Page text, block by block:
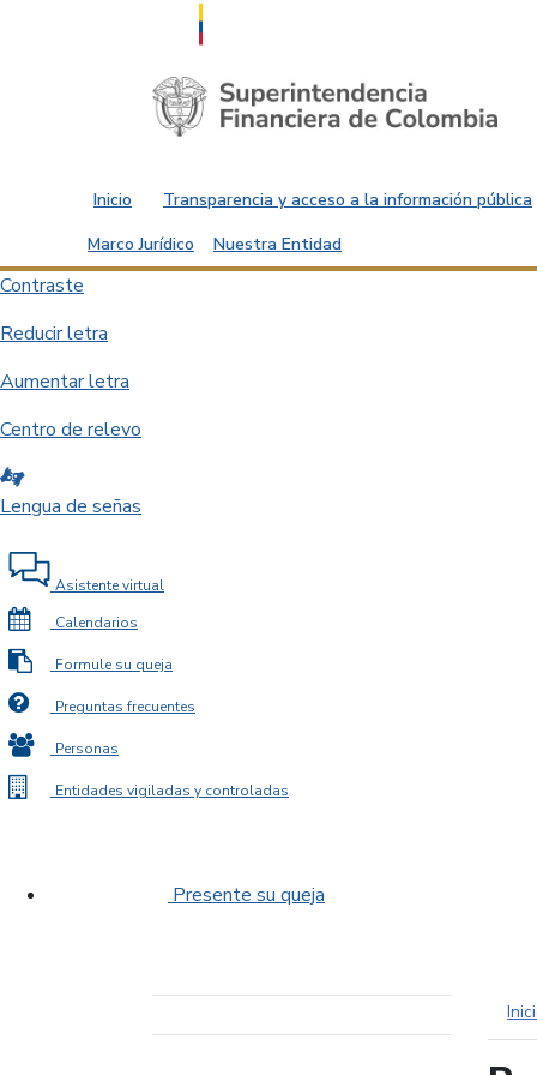
Saltar al contenido principal
Inicio Transparencia y acceso a la información pública
Marco Jurídico
Nuestra Entidad
Contraste
Reducir letra
Aumentar letra
Centro de relevo
Lengua de señas
Asistente virtual
Calendarios
Formule su queja
Preguntas frecuentes
Personas
Entidades vigiladas y controladas
Presente su queja